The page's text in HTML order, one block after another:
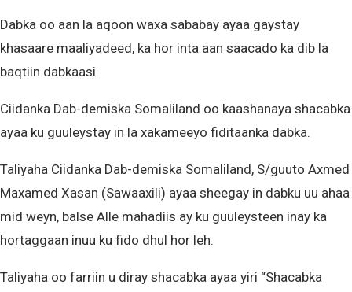
Dabka oo aan la aqoon waxa sababay ayaa gaystay
khasaare maaliyadeed, ka hor inta aan saacado ka dib la
baqtiin dabkaasi.
Ciidanka Dab-demiska Somaliland oo kaashanaya shacabka
ayaa ku guuleystay in la xakameeyo fiditaanka dabka.
Taliyaha Ciidanka Dab-demiska Somaliland, S/guuto Axmed
Maxamed Xasan (Sawaaxili) ayaa sheegay in dabku uu ahaa
mid weyn, balse Alle mahadiis ay ku guuleysteen inay ka
hortaggaan inuu ku fido dhul hor leh.
Taliyaha oo farriin u diray shacabka ayaa yiri “Shacabka